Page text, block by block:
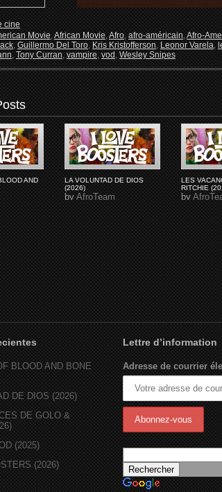
cine
Movie,African Movie,Afro,afro-américain,Afro-
,Guillermo Del Toro,Kris Kristofferson,Leonor Varela,
,Tony Curran,vampire,vod,Wesley Snipes
AND
LA VOLUNTAD DE DIOS
(2026)
byAfroTeam
LES
RITCHIE
by
BLOOD AND BONE
DE DIOS (2026)
DE GOLO &
(2025)
(2026)
Lettre d’information
Adresse de courrier